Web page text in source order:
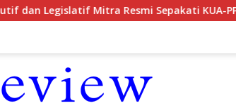
Resmi Sepakati KUA-PPAS Tahun